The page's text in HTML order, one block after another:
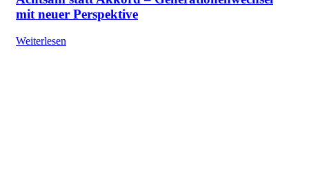
mit neuer Perspektive
Weiterlesen